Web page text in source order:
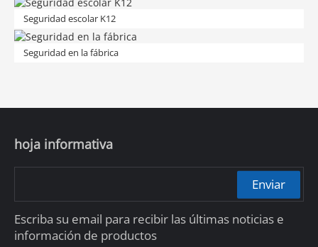
Seguridad escolar K12
Seguridad en la fábrica
hoja informativa
Enviar
Escriba su email para recibir las últimas noticias e
información de productos